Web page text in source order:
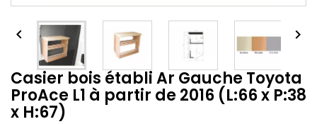
 
Casier bois établi Ar Gauche Toyota
ProAce L1 à partir de 2016 (L:66 x P:38
x H:67)